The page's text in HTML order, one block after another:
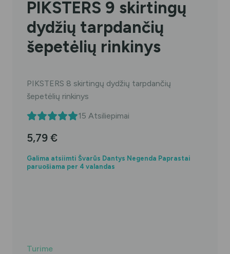
PIKSTERS 9 skirtingų
dydžių tarpdančių
šepetėlių rinkinys
PIKSTERS 8 skirtingų dydžių tarpdančių
šepetėlių rinkinys
15 Atsiliepimai
5,79 €
Galima atsiimti Švarūs Dantys Negenda Paprastai
paruošiama per 4 valandas
Turime